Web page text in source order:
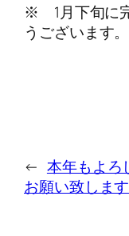
※ 1月下旬に
うございます。
← 本年もよろ
お願い致します